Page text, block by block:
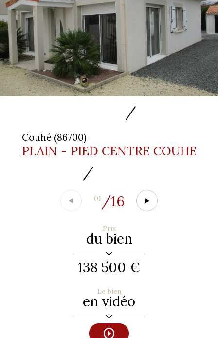
Couhé (86700)
PLAIN - PIED CENTRE COUHE
01 /16
Prix
du bien
138 500 €
Le bien
en vidéo